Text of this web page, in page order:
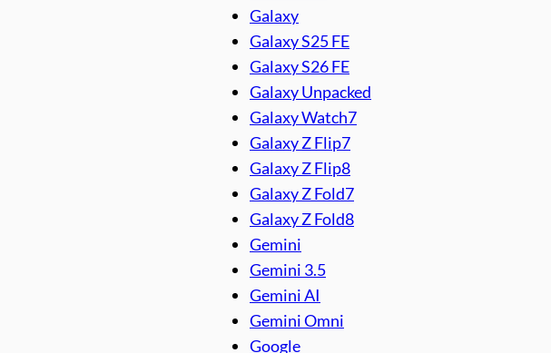
Galaxy
Galaxy S25 FE
Galaxy S26 FE
Galaxy Unpacked
Galaxy Watch7
Galaxy Z Flip7
Galaxy Z Flip8
Galaxy Z Fold7
Galaxy Z Fold8
Gemini
Gemini 3.5
Gemini AI
Gemini Omni
Google